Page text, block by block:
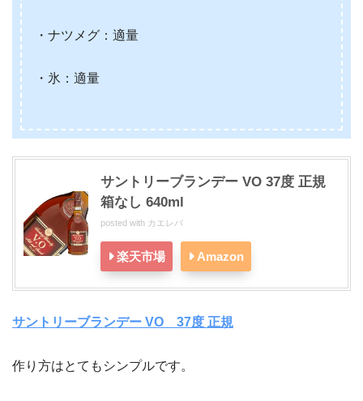
・ナツメグ：適量
・氷：適量
サントリーブランデー VO 37度 正規
箱なし 640ml
posted with カエレバ
楽天市場 Amazon
サントリーブランデー VO 37度 正規
作り方はとてもシンプルです。